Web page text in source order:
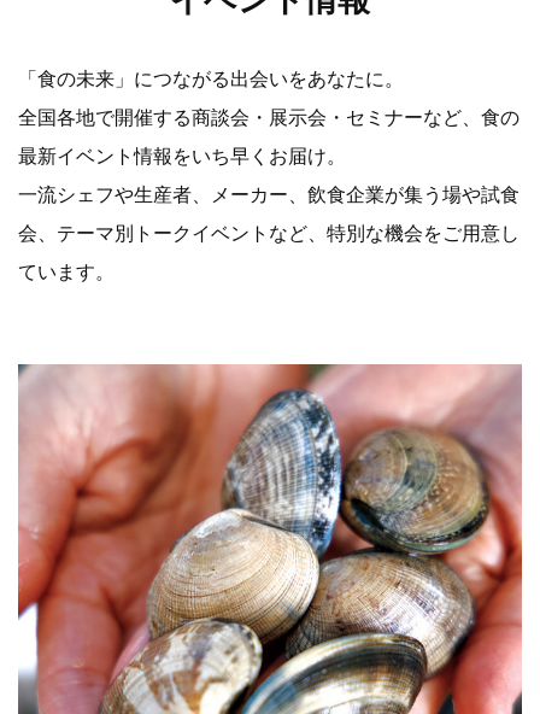
「食の未来」につながる出会いをあなたに。
全国各地で開催する商談会・展示会・セミナーなど、食の
最新イベント情報をいち早くお届け。
一流シェフや生産者、メーカー、飲食企業が集う場や試食
会、テーマ別トークイベントなど、特別な機会をご用意し
ています。